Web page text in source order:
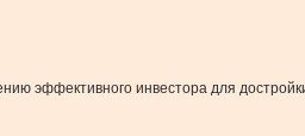
эффективного инвестора для